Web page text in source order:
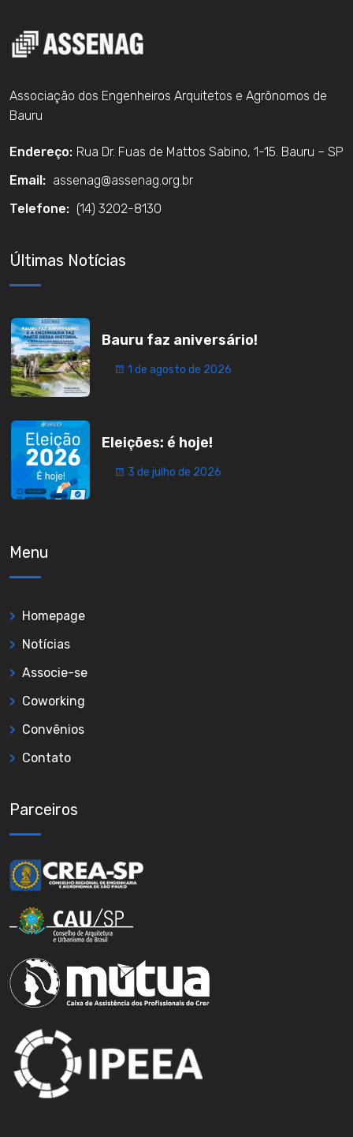
Associação dos Engenheiros Arquitetos e Agrônomos de
Bauru
Endereço: Rua Dr. Fuas de Mattos Sabino, 1-15. Bauru – SP
Email: assenag@assenag.org.br
Telefone: (14) 3202-8130
Últimas Notícias
Bauru faz aniversário!
1 de agosto de 2026
Eleições: é hoje!
3 de julho de 2026
Menu
Homepage
Notícias
Associe-se
Coworking
Convênios
Contato
Parceiros